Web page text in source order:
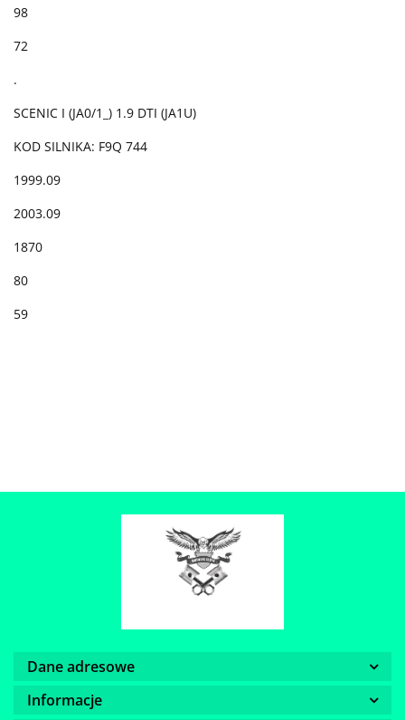
98
72
.
SCENIC I (JA0/1_) 1.9 DTI (JA1U)
KOD SILNIKA: F9Q 744
1999.09
2003.09
1870
80
59
Dane adresowe
Informacje